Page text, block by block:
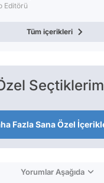
Editörü
Tüm içerikleri
Fazla Sana Özel
Yorumlar Aşağıda